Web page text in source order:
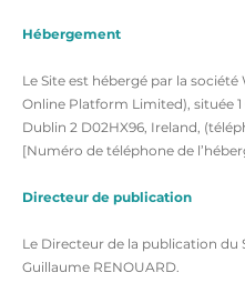
Hébergement
Le Site est hébergé par la société
Online Platform Limited), située 1
Dublin 2 D02HX96, Ireland,
[Numéro de téléphone de
Directeur de publication
Le Directeur de la publication du
Guillaume RENOUARD.